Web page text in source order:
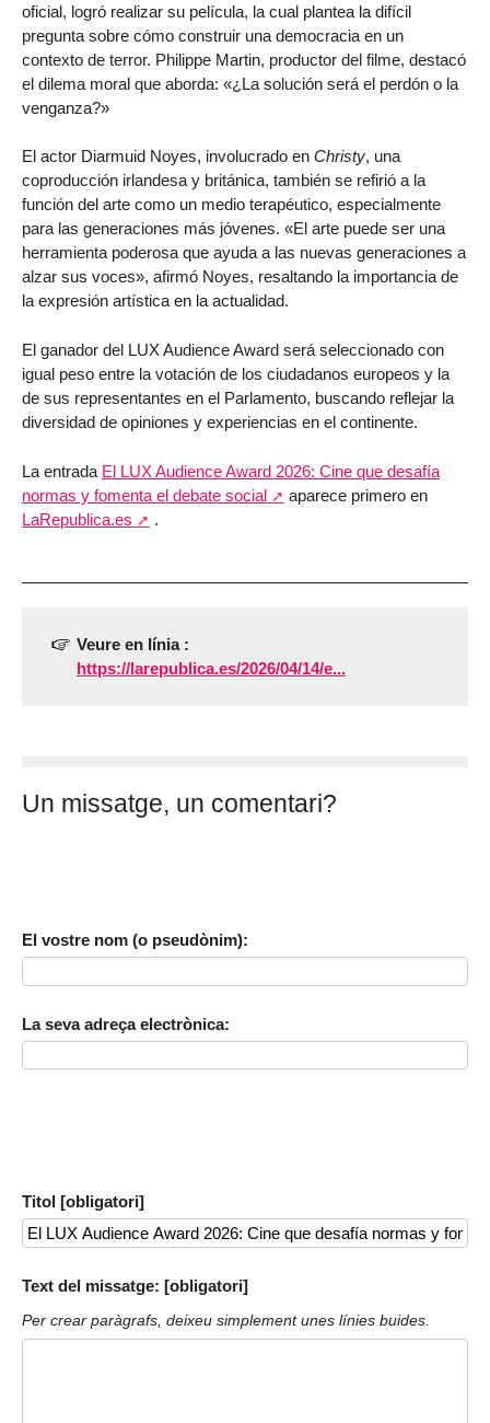
oficial, logró realizar su película, la cual plantea la difícil
pregunta sobre cómo construir una democracia en un
contexto de terror. Philippe Martin, productor del filme, destacó
el dilema moral que aborda: «¿La solución será el perdón o la
venganza?»
El actor Diarmuid Noyes, involucrado en Christy, una
coproducción irlandesa y británica, también se refirió a la
función del arte como un medio terapéutico, especialmente
para las generaciones más jóvenes. «El arte puede ser una
herramienta poderosa que ayuda a las nuevas generaciones a
alzar sus voces», afirmó Noyes, resaltando la importancia de
la expresión artística en la actualidad.
El ganador del LUX Audience Award será seleccionado con
igual peso entre la votación de los ciudadanos europeos y la
de sus representantes en el Parlamento, buscando reflejar la
diversidad de opiniones y experiencias en el continente.
La entrada El LUX Audience Award 2026: Cine que desafía
normas y fomenta el debate social
aparece primero en
LaRepublica.es
.
Veure en línia :
https://larepublica.es/2026/04/14/e...
Un missatge, un comentari?
El vostre nom (o pseudònim):
La seva adreça electrònica:
Titol [obligatori]
Text del missatge: [obligatori]
Per crear paràgrafs, deixeu simplement unes línies buides.